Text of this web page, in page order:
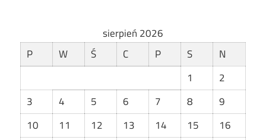
sierpień 2026
P
W Ś C P S
N
1
2
3
4 5 6 7 8
9
10
11 12 13 14 15
16